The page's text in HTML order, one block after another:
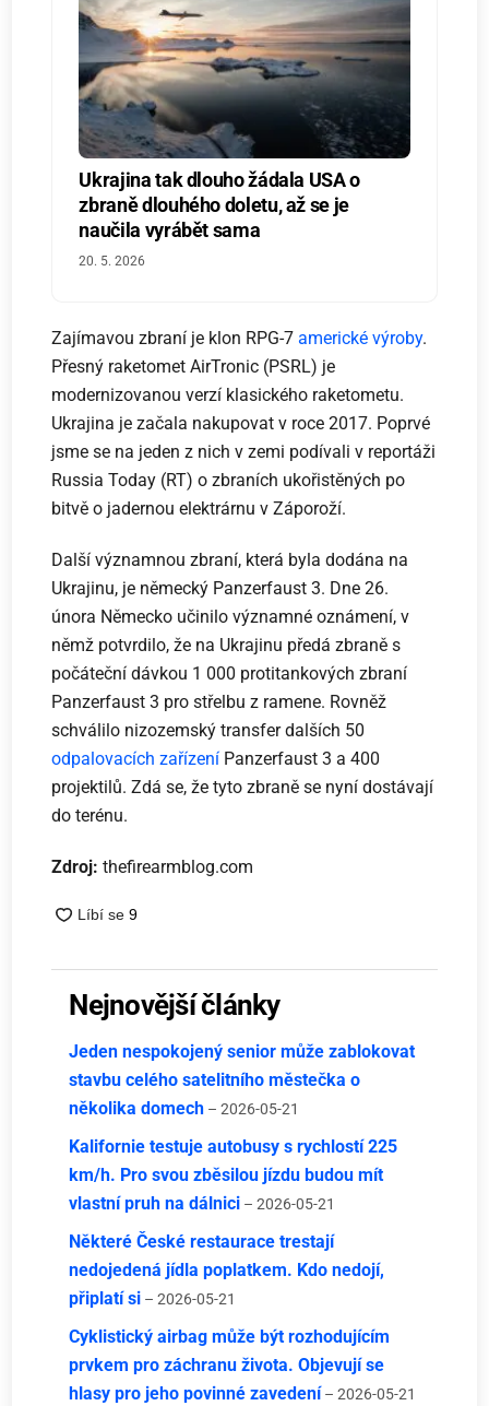
Ukrajina tak dlouho žádala USA o
zbraně dlouhého doletu, až se je
naučila vyrábět sama
20. 5. 2026
Zajímavou zbraní je klon RPG-7americké výroby.
Přesný raketomet AirTronic (PSRL) je
modernizovanou verzí klasického raketometu.
Ukrajina je začala nakupovat v roce 2017. Poprvé
jsme se na jeden z nich v zemi podívali v reportáži
Russia Today (RT) o zbraních ukořistěných po
bitvě o jadernou elektrárnu v Záporoží.
Další významnou zbraní, která byla dodána na
Ukrajinu, je německý Panzerfaust 3. Dne 26.
února Německo učinilo významné oznámení, v
němž potvrdilo, že na Ukrajinu předá zbraně s
počáteční dávkou 1 000 protitankových zbraní
Panzerfaust 3 pro střelbu z ramene. Rovněž
schválilo nizozemský transfer dalších 50
odpalovacích zařízení Panzerfaust 3 a 400
projektilů. Zdá se, že tyto zbraně se nyní dostávají
do terénu.
Zdroj:thefirearmblog.com
Nejnovější články
Jeden nespokojený senior může zablokovat
stavbu celého satelitního městečka o
několika domech – 2026-05-21
Kalifornie testuje autobusy s rychlostí 225
km/h. Pro svou zběsilou jízdu budou mít
vlastní pruh na dálnici – 2026-05-21
Některé České restaurace trestají
nedojedená jídla poplatkem. Kdo nedojí,
připlatí si – 2026-05-21
Cyklistický airbag může být rozhodujícím
prvkem pro záchranu života. Objevují se
hlasy pro jeho povinné zavedení – 2026-05-21